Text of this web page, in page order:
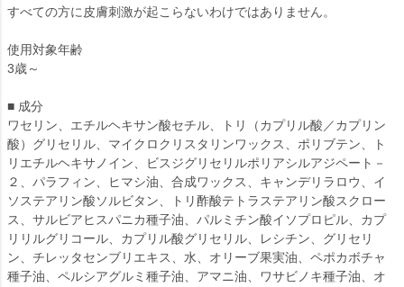
すべての方に皮膚刺激が起こらないわけではありません。
使用対象年齢
3歳～
■ 成分
ワセリン、エチルヘキサン酸セチル、トリ（カプリル酸／カプリン
酸）グリセリル、マイクロクリスタリンワックス、ポリブテン、ト
リエチルヘキサノイン、ビスジグリセリルポリアシルアジペート－
２、パラフィン、ヒマシ油、合成ワックス、キャンデリラロウ、イ
ソステアリン酸ソルビタン、トリ酢酸テトラステアリン酸スクロー
ス、サルビアヒスパニカ種子油、パルミチン酸イソプロピル、カプ
リリルグリコール、カプリル酸グリセリル、レシチン、グリセリ
ン、チレッタセンブリエキス、水、オリーブ果実油、ペポカボチャ
種子油、ペルシアグルミ種子油、アマニ油、ワサビノキ種子油、オ